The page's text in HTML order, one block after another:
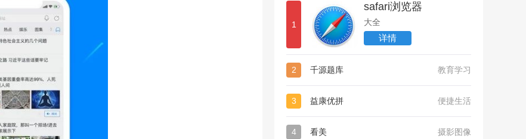
1
safari浏览器
大全
详情
2 千源题库 教育学习
3 益康优拼 便捷生活
4 看美 摄影图像